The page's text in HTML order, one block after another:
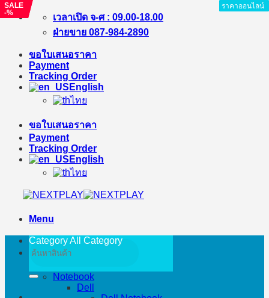
Skip
เวลาเปิด จ-ศ : 09.00-18.00
ฝ่ายขาย 087-984-2890
ขอใบเสนอราคา
Payment
Tracking Order
English
ไทย
ขอใบเสนอราคา
Payment
Tracking Order
English
ไทย
Menu
Search
for:
Category All Category
Notebook
Dell
ราคาออนไลน์
ราคาออนไลน์
SALE
-%
ราคาออนไลน์
ราคาออนไลน์
ราคาออนไลน์
ราคาออนไลน์
SALE
-%
ราคาออนไลน์
ราคาออนไลน์